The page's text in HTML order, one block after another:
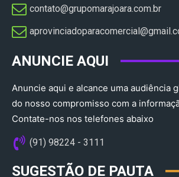
contato@grupomarajoara.com.br
ANUNCIE AQUI
Anuncie aqui e alcance uma audiência
do nosso compromisso com a
Contate-nos nos telefones abaixo
(91) 98224 - 3111
SUGESTÃO DE PAUTA